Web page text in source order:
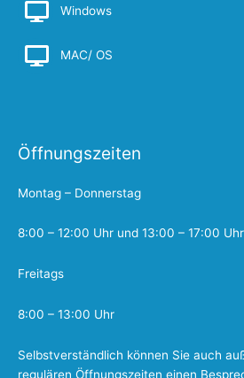
Windows
MAC/ OS
Öffnungszeiten
Montag – Donnerstag
8:00 – 12:00 Uhr und 13:00 – 17:00 Uhr
Freitags
8:00 – 13:00 Uhr
Selbstverständlich können Sie auch
regulären Öffnungszeiten einen